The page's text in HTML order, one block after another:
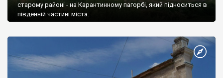
старому районі - на Карантинному пагорбі, який підноситься в
південній частині міста.